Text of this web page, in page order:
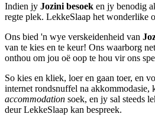
Indien jy Jozini besoek en jy benodig
regte plek. LekkeSlaap het wonderlike
Ons bied 'n wye verskeidenheid van
van te kies en te keur! Ons waarborg
onthou om jou oë oop te hou vir ons
So kies en kliek, loer en gaan toer, en
internet rondsnuffel na akkommodasie,
accommodation soek, en jy sal steeds
deur LekkeSlaap kan bespreek.